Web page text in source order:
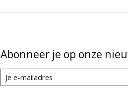
Abonneer je op onze